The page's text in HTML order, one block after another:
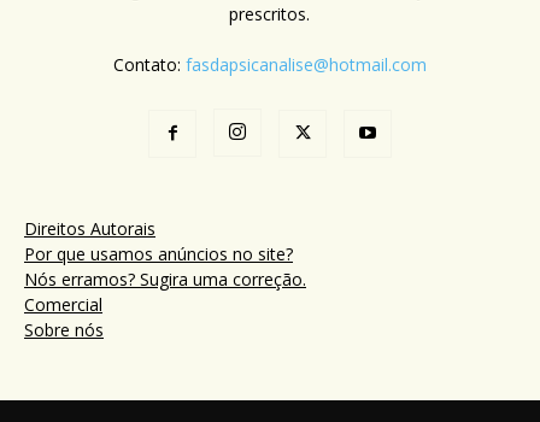
prescritos.
Contato: fasdapsicanalise@hotmail.com
Direitos Autorais
Por que usamos anúncios no site?
Nós erramos? Sugira uma correção.
Comercial
Sobre nós